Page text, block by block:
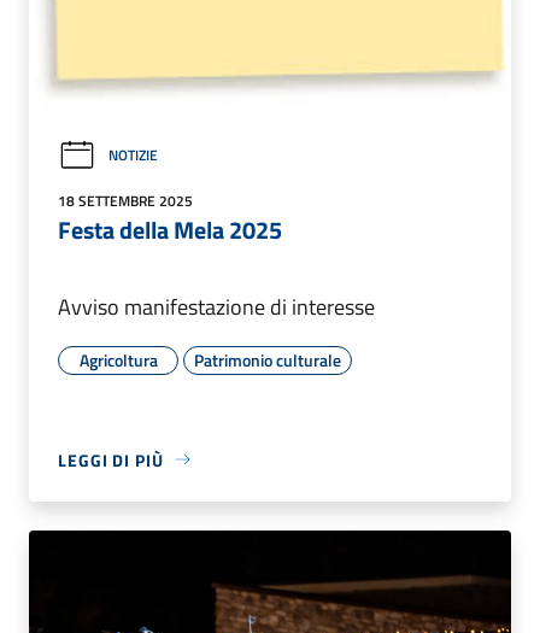
NOTIZIE
18 SETTEMBRE 2025
Festa della Mela 2025
Avviso manifestazione di interesse
Agricoltura Patrimonio culturale
LEGGI DI PIÙ